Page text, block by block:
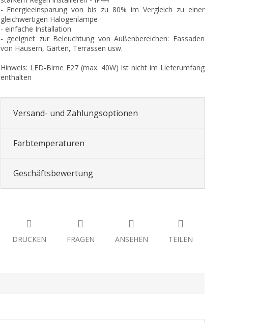
- Energieeinsparung von bis zu 80% im Vergleich zu einer
gleichwertigen Halogenlampe
- einfache Installation
- geeignet zur Beleuchtung von Außenbereichen: Fassaden
von Häusern, Gärten, Terrassen usw.
Hinweis: LED-Birne E27 (max. 40W) ist nicht im Lieferumfang
enthalten
Versand- und Zahlungsoptionen
Farbtemperaturen
Geschäftsbewertung
DRUCKEN FRAGEN ANSEHEN TEILEN